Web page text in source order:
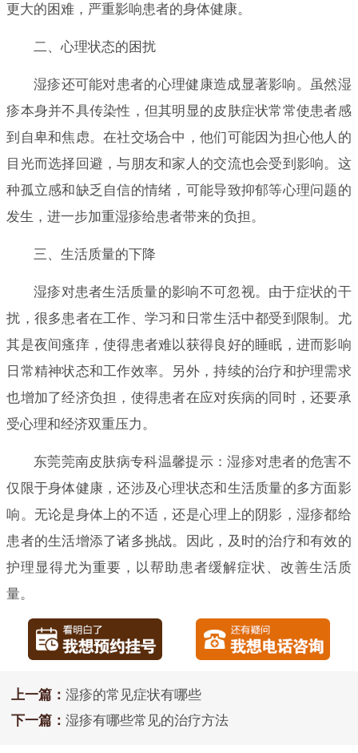
更大的困难，严重影响患者的身体健康。
二、心理状态的困扰
湿疹还可能对患者的心理健康造成显著影响。虽然湿
疹本身并不具传染性，但其明显的皮肤症状常常使患者感
到自卑和焦虑。在社交场合中，他们可能因为担心他人的
目光而选择回避，与朋友和家人的交流也会受到影响。这
种孤立感和缺乏自信的情绪，可能导致抑郁等心理问题的
发生，进一步加重湿疹给患者带来的负担。
三、生活质量的下降
湿疹对患者生活质量的影响不可忽视。由于症状的干
扰，很多患者在工作、学习和日常生活中都受到限制。尤
其是夜间瘙痒，使得患者难以获得良好的睡眠，进而影响
日常精神状态和工作效率。另外，持续的治疗和护理需求
也增加了经济负担，使得患者在应对疾病的同时，还要承
受心理和经济双重压力。
东莞莞南皮肤病专科温馨提示：湿疹对患者的危害不
仅限于身体健康，还涉及心理状态和生活质量的多方面影
响。无论是身体上的不适，还是心理上的阴影，湿疹都给
患者的生活增添了诸多挑战。因此，及时的治疗和有效的
护理显得尤为重要，以帮助患者缓解症状、改善生活质
量。
上一篇： 湿疹的常见症状有哪些
下一篇： 湿疹有哪些常见的治疗方法